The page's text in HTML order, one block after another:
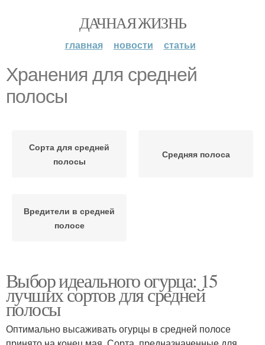
ДАЧНАЯ ЖИЗНЬ
главная новости статьи
Хранения для средней
полосы
Сорта для средней
полосы
Средняя полоса
Вредители в средней
полосе
Выбор идеального огурца: 15
лучших сортов для средней
полосы
Оптимально высаживать огурцы в средней полосе